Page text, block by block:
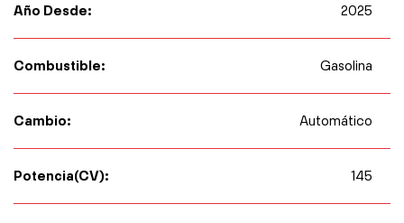
Año Desde: 2025
Combustible: Gasolina
Cambio: Automático
Potencia(CV): 145